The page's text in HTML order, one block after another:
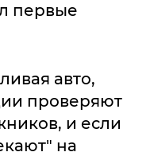
первые
авто,
проверяют
и если
на